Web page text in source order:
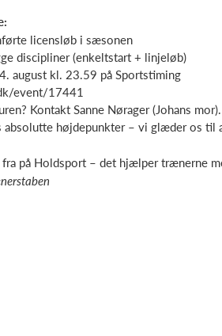
licensløb i sæsonen
discipliner (enkeltstart + linjeløb)
august kl. 23.59 på Sportstiming
event/17441
Kontakt Sanne Nørager (Johans mor).
absolutte højdepunkter – vi glæder os til
på Holdsport – det hjælper trænerne